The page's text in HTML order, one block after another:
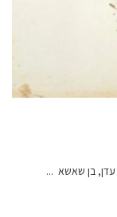
עדן, בן שאשא ...